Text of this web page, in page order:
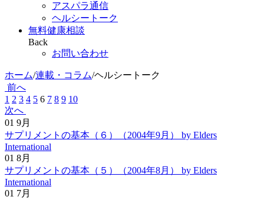
アスパラ通信
ヘルシートーク
無料健康相談
Back
お問い合わせ
ホーム/連載・コラム/ヘルシートーク
前へ
1 2 3 4 5 6 7 8 9 10
次へ
01 9月
サプリメントの基本（６）（2004年9月） by Elders
International
01 8月
サプリメントの基本（５）（2004年8月） by Elders
International
01 7月